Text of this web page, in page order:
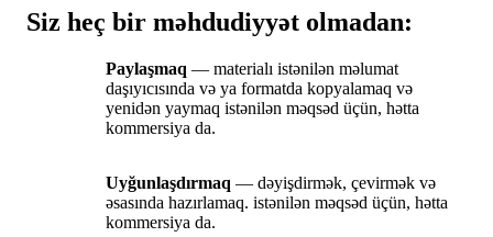
Siz heç bir məhdudiyyət olmadan:
Paylaşmaq — materialı istənilən məlumat
daşıyıcısında və ya formatda kopyalamaq və
yenidən yaymaq istənilən məqsəd üçün, hətta
kommersiya da.
Uyğunlaşdırmaq — dəyişdirmək, çevirmək və
əsasında hazırlamaq. istənilən məqsəd üçün, hətta
kommersiya da.